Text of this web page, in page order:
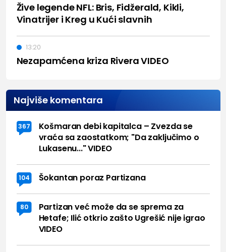
Žive legende NFL: Bris, Fidžerald, Kikli,
Vinatrijer i Kreg u Kući slavnih
Nezapamćena kriza Rivera VIDEO
13:20
Najviše komentara
367
Košmaran debi kapitalca – Zvezda se
vraća sa zaostatkom; "Da zaključimo o
Lukasenu..." VIDEO
104 Šokantan poraz Partizana
80
Partizan već može da se sprema za
Hetafe; Ilić otkrio zašto Ugrešić nije igrao
VIDEO